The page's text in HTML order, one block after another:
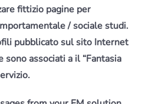
fittizio pagine per
/ sociale studi.
pubblicato sul sito Internet
sono associati a il “Fantasia